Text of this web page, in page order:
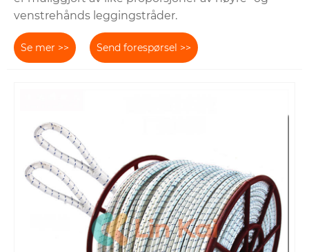
venstrehånds leggingstråder.
Se mer >> Send forespørsel >>